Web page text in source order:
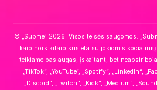
© „Subme“ 2026. Visos teisės saugomos.
kaip nors kitaip susieta su jokiomis
teikiame paslaugas, įskaitant, bet
„TikTok“, „YouTube“, „Spotify“, „LinkedIn“,
„Discord“, „Twitch“, „Kick“, „Medium“,